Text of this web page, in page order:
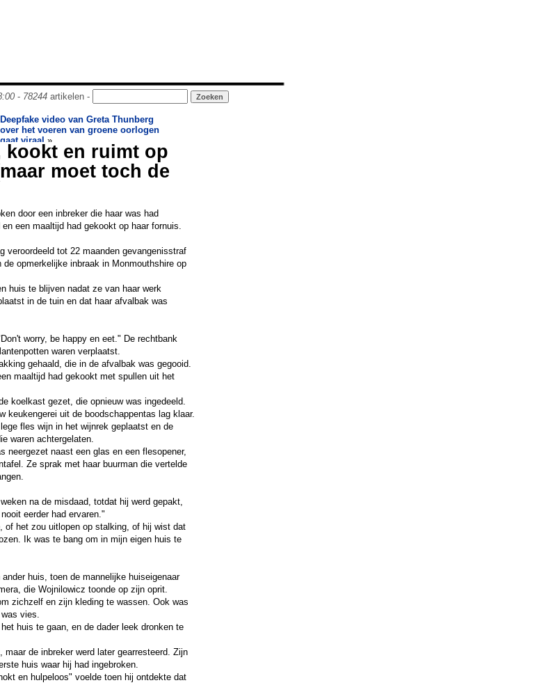
- 78244artikelen -
Deepfake video van Greta Thunberg
over het voeren van groene oorlogen
gaat viraal »
kookt en ruimt op
moet toch de
door een inbreker die haar was had
een maaltijd had gekookt op haar fornuis.
veroordeeld tot 22 maanden gevangenisstraf
opmerkelijke inbraak in Monmouthshire op
huis te blijven nadat ze van haar werk
in de tuin en dat haar afvalbak was
worry, be happy en eet." De rechtbank
waren verplaatst.
gehaald, die in de afvalbak was gegooid.
maaltijd had gekookt met spullen uit het
koelkast gezet, die opnieuw was ingedeeld.
keukengerei uit de boodschappentas lag klaar.
fles wijn in het wijnrek geplaatst en de
waren achtergelaten.
neergezet naast een glas en een flesopener,
Ze sprak met haar buurman die vertelde
na de misdaad, totdat hij werd gepakt,
eerder had ervaren."
het zou uitlopen op stalking, of hij wist dat
Ik was te bang om in mijn eigen huis te
huis, toen de mannelijke huiseigenaar
die Wojnilowicz toonde op zijn oprit.
zichzelf en zijn kleding te wassen. Ook was
vies.
huis te gaan, en de dader leek dronken te
de inbreker werd later gearresteerd. Zijn
huis waar hij had ingebroken.
en hulpeloos" voelde toen hij ontdekte dat